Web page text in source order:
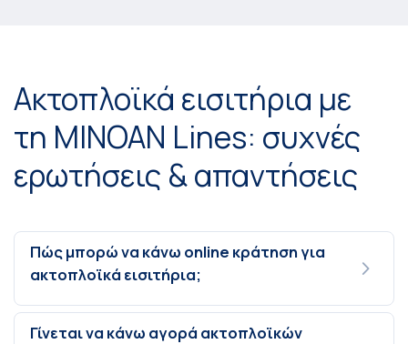
Ακτοπλοϊκά εισιτήρια με
τη MINOAN Lines: συχνές
ερωτήσεις & απαντήσεις
Πώς μπορώ να κάνω online κράτηση για
ακτοπλοϊκά εισιτήρια;
Γίνεται να κάνω αγορά ακτοπλοϊκών